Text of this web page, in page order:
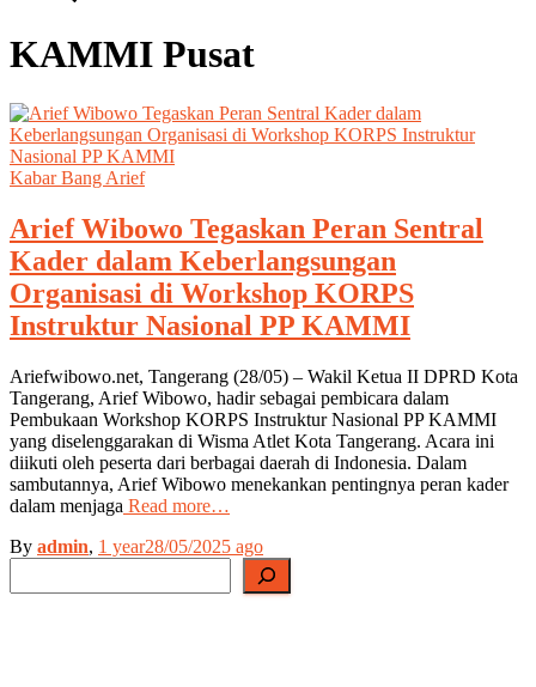
KAMMI Pusat
Kabar Bang Arief
Arief Wibowo Tegaskan Peran Sentral
Kader dalam Keberlangsungan
Organisasi di Workshop KORPS
Instruktur Nasional PP KAMMI
Ariefwibowo.net, Tangerang (28/05) – Wakil Ketua II DPRD Kota
Tangerang, Arief Wibowo, hadir sebagai pembicara dalam
Pembukaan Workshop KORPS Instruktur Nasional PP KAMMI
yang diselenggarakan di Wisma Atlet Kota Tangerang. Acara ini
diikuti oleh peserta dari berbagai daerah di Indonesia. Dalam
sambutannya, Arief Wibowo menekankan pentingnya peran kader
dalam menjaga Read more…
By admin, 1 year28/05/2025 ago